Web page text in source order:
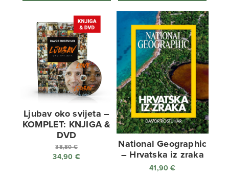
Ljubav oko svijeta –
KOMPLET: KNJIGA &
DVD
38,80€
Izvorna
34,90 €
National Geographic
– Hrvatska iz zraka
41,90€